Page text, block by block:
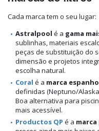
Cada marca tem o seu lugar:
Astralpool é a gama
sublinhas, materiais
peças de substituição do
dimensão e projetos
escolha natural.
Coral é a marca
definidas (Neptuno/
Boa alternativa para
mais acessível.
Productos QP é a